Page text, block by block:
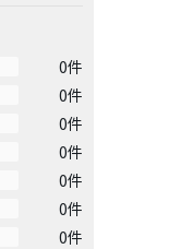
0件
0件
0件
0件
0件
0件
0件